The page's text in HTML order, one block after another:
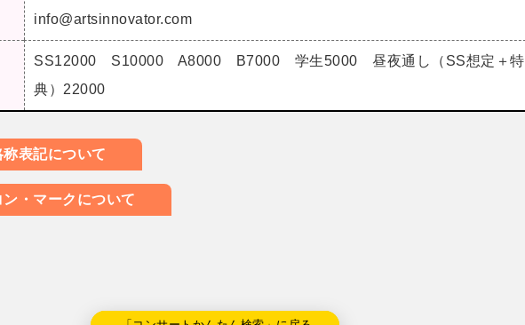
info@artsinnovator.com
SS12000 S10000 A8000 B7000 学生5000 昼夜通し（SS想定＋特
典）22000
表記について
・マークについて